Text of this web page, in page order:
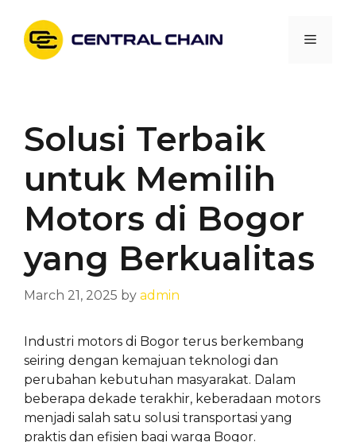
content
Menu
Solusi Terbaik
untuk Memilih
Motors di Bogor
yang Berkualitas
March 21, 2025 by admin
Industri motors di Bogor terus berkembang
seiring dengan kemajuan teknologi dan
perubahan kebutuhan masyarakat. Dalam
beberapa dekade terakhir, keberadaan motors
menjadi salah satu solusi transportasi yang
praktis dan efisien bagi warga Bogor.